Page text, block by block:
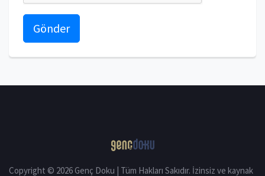
Gönder
Copyright © 2026 Genç Doku | Tüm Hakları Sakıdır. İzinsiz ve kaynak